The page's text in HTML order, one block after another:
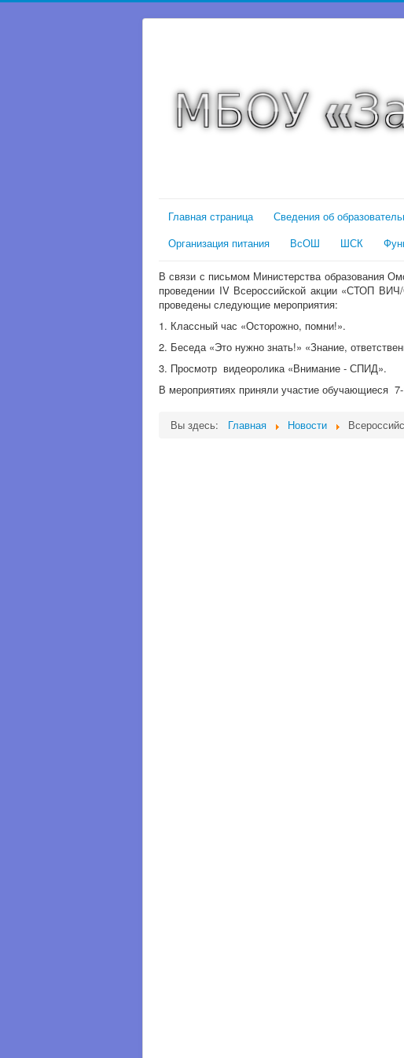
Главная страница Сведения об
Организация питания
ВсОШ ШСК
В связи с письмом Министерства образования
проведении IV Всероссийской акции «СТОП
проведены следующие мероприятия:
1. Классный час «Осторожно, помни!».
2. Беседа «Это нужно знать!» «Знание,
3. Просмотр видеоролика «Внимание - СПИД».
В мероприятиях приняли участие обучающиеся
Вы здесь: Главная Новости